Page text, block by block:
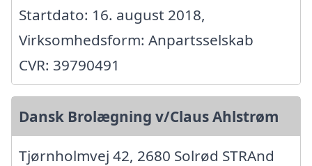
Startdato: 16. august 2018,
Virksomhedsform: Anpartsselskab
CVR: 39790491
Dansk Brolægning v/Claus Ahlstrøm
Tjørnholmvej 42, 2680 Solrød STRAnd